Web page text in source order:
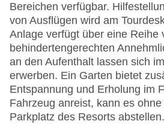
Bereichen verfügbar.
von Ausflügen wird am
Anlage verfügt über eine Reihe
behindertengerechten
an den Aufenthalt lassen sich
erwerben. Ein Garten bietet
Entspannung und Erholung im
Fahrzeug anreist, kann es
Parkplatz des Resorts